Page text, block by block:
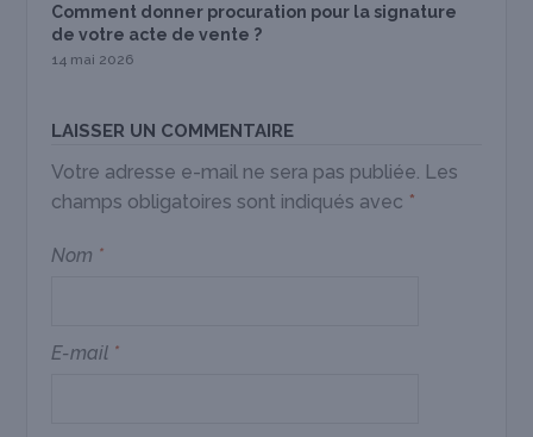
Comment donner procuration pour la signature
de votre acte de vente ?
14 mai 2026
LAISSER UN COMMENTAIRE
Votre adresse e-mail ne sera pas publiée. Les
champs obligatoires sont indiqués avec *
Nom *
E-mail *